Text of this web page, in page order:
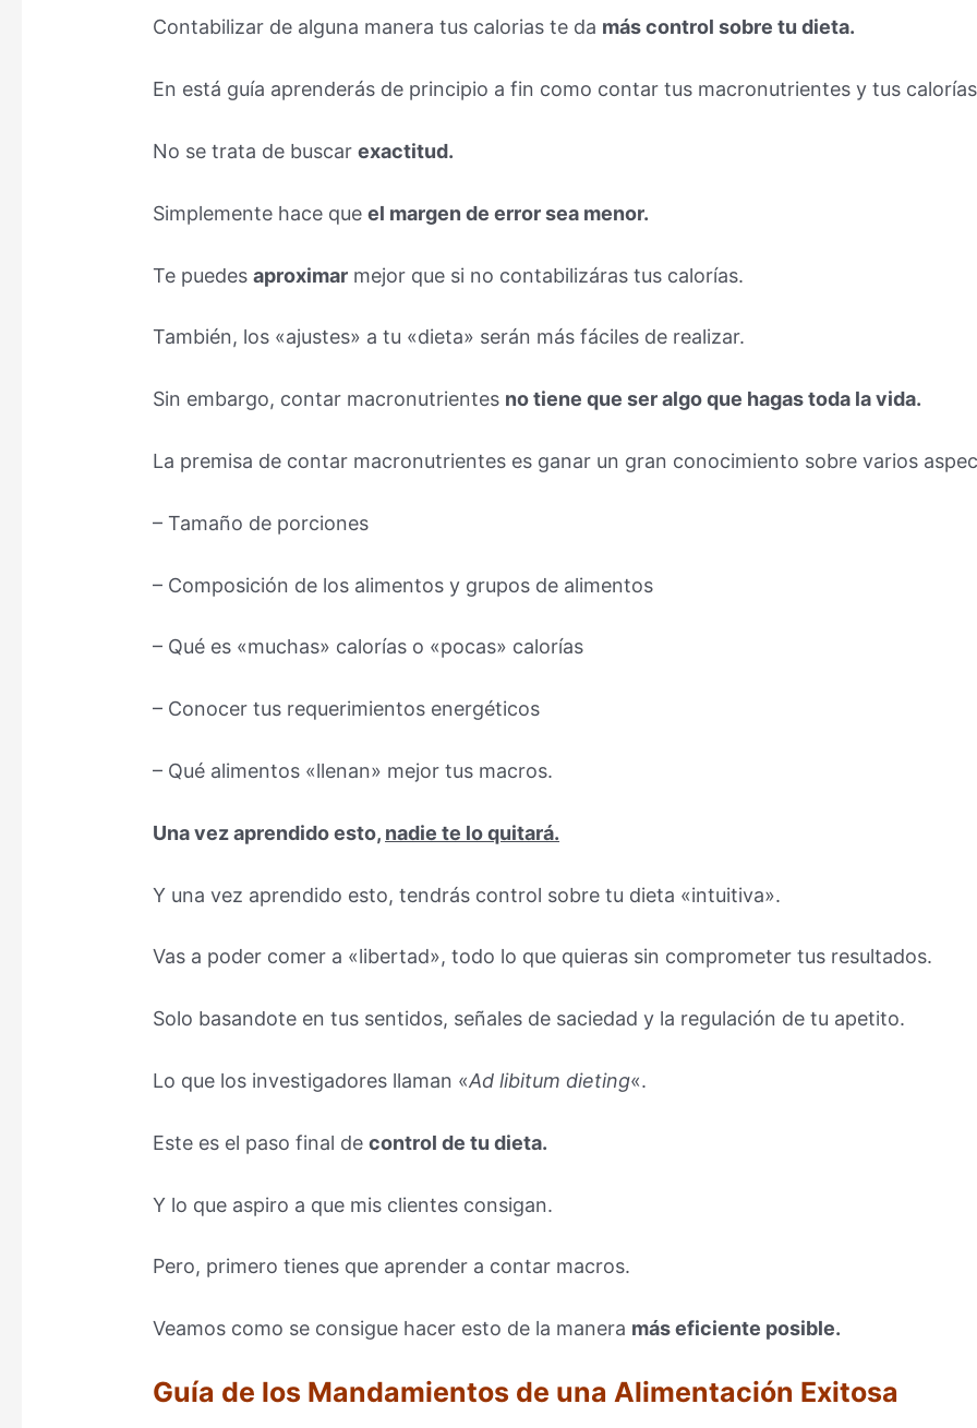
Contabilizar de alguna manera tus calorias te da más control sobre tu dieta.
En está guía aprenderás de principio a fin como contar tus macronutrientes y tus
No se trata de buscarexactitud.
Simplemente hace queel margen de error sea menor.
Te puedesaproximar mejor que si no contabilizáras tus calorías.
También, los «ajustes» a tu «dieta» serán más fáciles de realizar.
Sin embargo, contar macronutrientes no tiene que ser algo que hagas toda la vida.
La premisa de contar macronutrientes es ganar un gran conocimiento sobre varios
– Tamaño de porciones
– Composición de los alimentos y grupos de alimentos
– Qué es «muchas» calorías o «pocas» calorías
– Conocer tus requerimientos energéticos
– Qué alimentos «llenan» mejor tus macros.
Una vez aprendido esto, nadie te lo quitará.
Y una vez aprendido esto, tendrás control sobre tu dieta «intuitiva».
Vas a poder comer a «libertad», todo lo que quieras sin comprometer tus resultados.
Solo basandote en tus sentidos, señales de saciedad y la regulación de tu apetito.
Lo que los investigadores llaman «Ad libitum dieting«.
Este es el paso final decontrol de tu dieta.
Y lo que aspiro a que mis clientes consigan.
Pero, primero tienes que aprender a contar macros.
Veamos como se consigue hacer esto de la manera más eficiente posible.
Guía de los Mandamientos de una Alimentación Exitosa